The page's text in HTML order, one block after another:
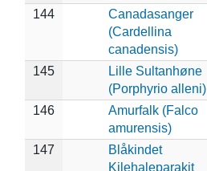
144
Canadasanger
(Cardellina
canadensis)
145
Lille Sultanhøne
(Porphyrio alleni)
146
Amurfalk (Falco
amurensis)
147
Blåkindet
Kilehaleparakit